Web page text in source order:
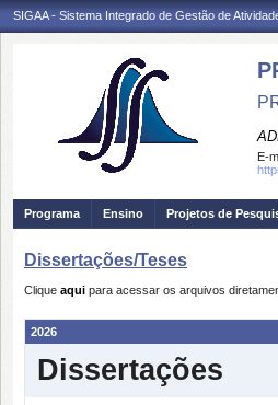
SIGAA - Sistema Integrado de Gestão de
E-
Programa Ensino Projetos de
Dissertações/Teses
Clique aqui para acessar os arquivos
2026
Dissertações